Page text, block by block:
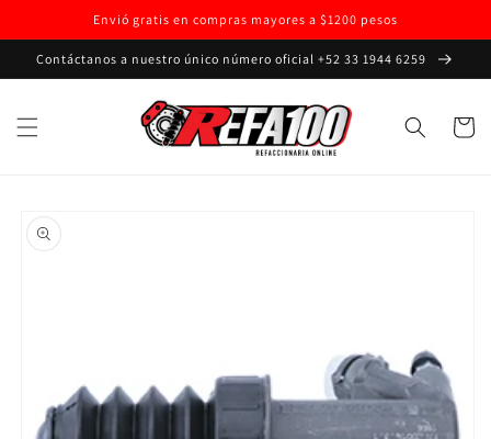
directamente
al contenido
Envió gratis en compras mayores a $1200 pesos
Contáctanos a nuestro único número oficial +52 33 1944 6259
Carrito
a la
información